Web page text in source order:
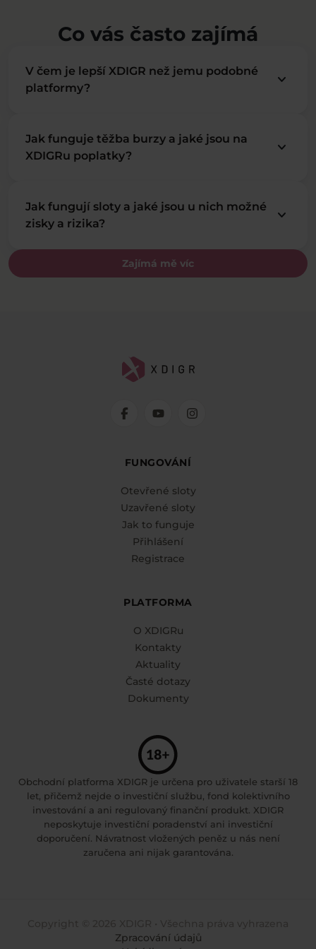
Co vás často zajímá
Zajímá mě víc
V čem je lepší XDIGR než jemu podobné
platformy?
keyboard_arrow_down
Jak funguje těžba burzy a jaké jsou na
XDIGRu poplatky?
keyboard_arrow_down
Jak fungují sloty a jaké jsou u nich možné
zisky a rizika?
keyboard_arrow_down
FUNGOVÁNÍ
Otevřené sloty
Uzavřené sloty
Jak to funguje
Přihlášení
Registrace
PLATFORMA
O XDIGRu
Kontakty
Aktuality
Časté dotazy
Dokumenty
Obchodní platforma XDIGR je určena pro uživatele starší 18
let, přičemž nejde o investiční službu, fond kolektivního
investování a ani regulovaný finanční produkt. XDIGR
neposkytuje investiční poradenství ani investiční
doporučení. Návratnost vložených peněz u nás není
zaručena ani nijak garantována.
Zpracování údajů